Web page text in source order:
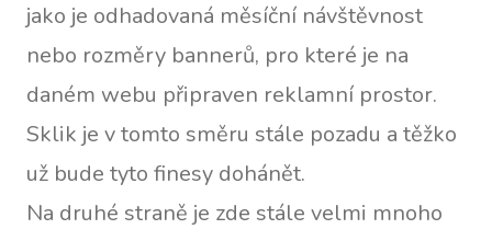
jako je odhadovaná měsíční návštěvnost
nebo rozměry bannerů, pro které je na
daném webu připraven reklamní prostor.
Sklik je v tomto směru stále pozadu a těžko
už bude tyto finesy dohánět.
Na druhé straně je zde stále velmi mnoho